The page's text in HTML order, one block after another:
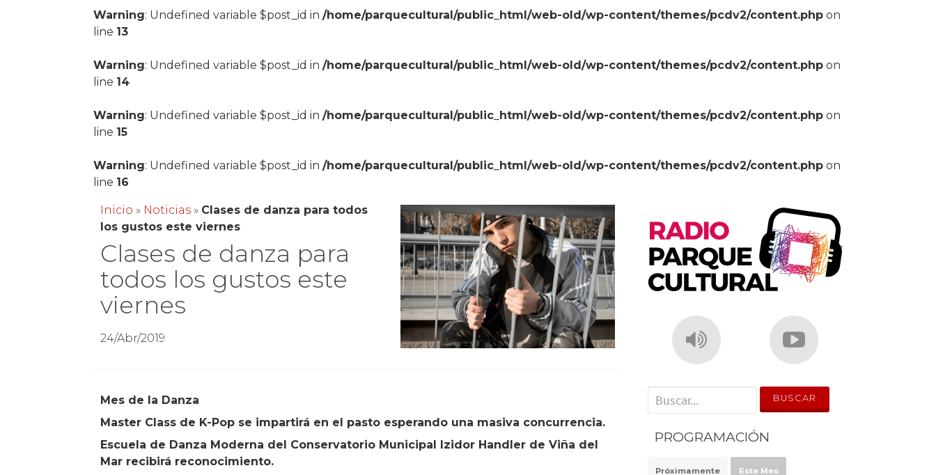
Warning: Undefined variable $post_id in/home/parquecultural/public_html/web-old/wp-content/themes/pcdv2/content.php on
line 13
Warning: Undefined variable $post_id in/home/parquecultural/public_html/web-old/wp-content/themes/pcdv2/content.php on
line 14
Warning: Undefined variable $post_id in/home/parquecultural/public_html/web-old/wp-content/themes/pcdv2/content.php on
line 15
Warning: Undefined variable $post_id in/home/parquecultural/public_html/web-old/wp-content/themes/pcdv2/content.php on
line 16
Inicio » Noticias » Clases de danza para todos
los gustos este viernes
Clases de danza para
todos los gustos este
viernes
24/Abr/2019
Mes de la Danza
Master Class de K-Pop se impartirá en el pasto esperando una masiva concurrencia.
Escuela de Danza Moderna del Conservatorio Municipal Izidor Handler de Viña del
Mar recibirá reconocimiento.
' . __('Search for:') . '
PROGRAMACIÓN
Próximamente Este Mes